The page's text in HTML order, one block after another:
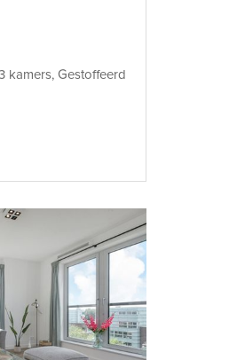
kamers, Gestoffeerd